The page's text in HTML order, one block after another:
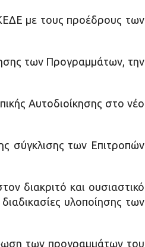
με τους προέδρους των
των Προγραμμάτων, την
Αυτοδιοίκησης στο νέο
σύγκλισης των Επιτροπών
διακριτό και ουσιαστικό
υλοποίησης των
των προγραμμάτων του